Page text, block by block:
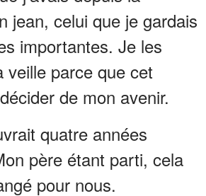
jean, celui que je gardais
importantes. Je les
veille parce que cet
de mon avenir.
quatre années
père étant parti, cela
pour nous.